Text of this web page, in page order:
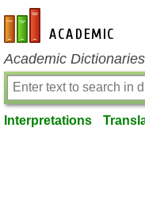
en-academic.com
Academic
Interpretations